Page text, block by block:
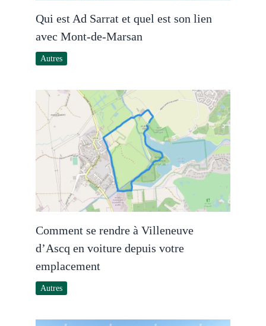
Qui est Ad Sarrat et quel est son lien
avec Mont-de-Marsan
Autres
Comment se rendre à Villeneuve
d’Ascq en voiture depuis votre
emplacement
Autres